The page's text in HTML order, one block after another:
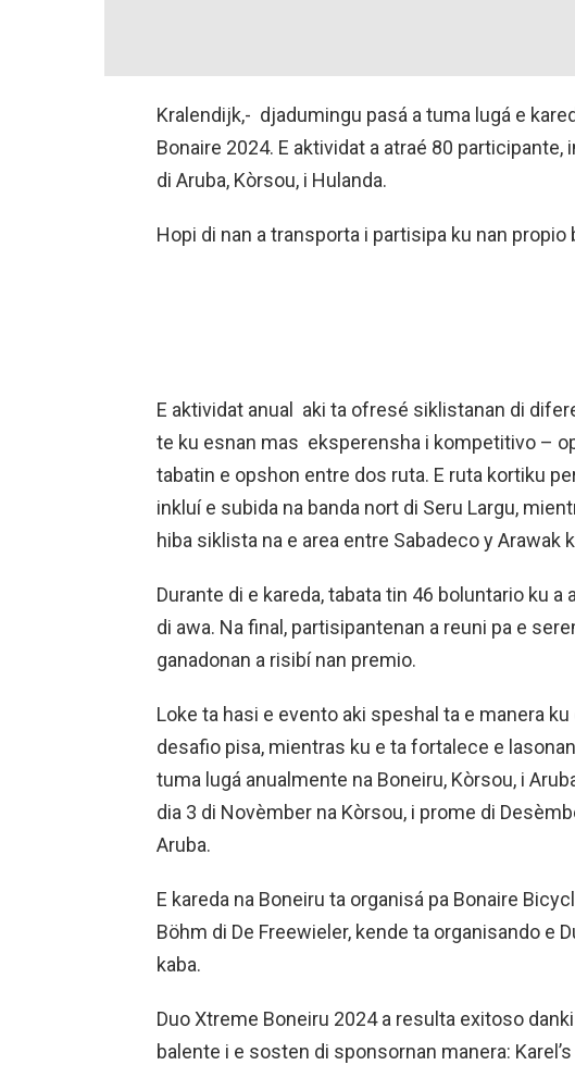
Kralendijk,- djadumingu pasá a tuma lugá e
Bonaire 2024. E aktividat a atraé 80
di Aruba, Kòrsou, i Hulanda.
Hopi di nan a transporta i partisipa ku nan propio
E aktividat anual aki ta ofresé siklistanan di
te ku esnan mas eksperensha i kompetitivo –
tabatin e opshon entre dos ruta. E ruta kortiku
inkluí e subida na banda nort di Seru Largu,
hiba siklista na e area entre Sabadeco y Arawak
Durante di e kareda, tabata tin 46 boluntario ku
di awa. Na final, partisipantenan a reuni pa e
ganadonan a risibí nan premio.
Loke ta hasi e evento aki speshal ta e manera
desafio pisa, mientras ku e ta fortalece e
tuma lugá anualmente na Boneiru, Kòrsou, i
dia 3 di Novèmber na Kòrsou, i prome di
Aruba.
E kareda na Boneiru ta organisá pa Bonaire
Böhm di De Freewieler, kende ta organisando e
kaba.
Duo Xtreme Boneiru 2024 a resulta exitoso
balente i e sosten di sponsornan manera: